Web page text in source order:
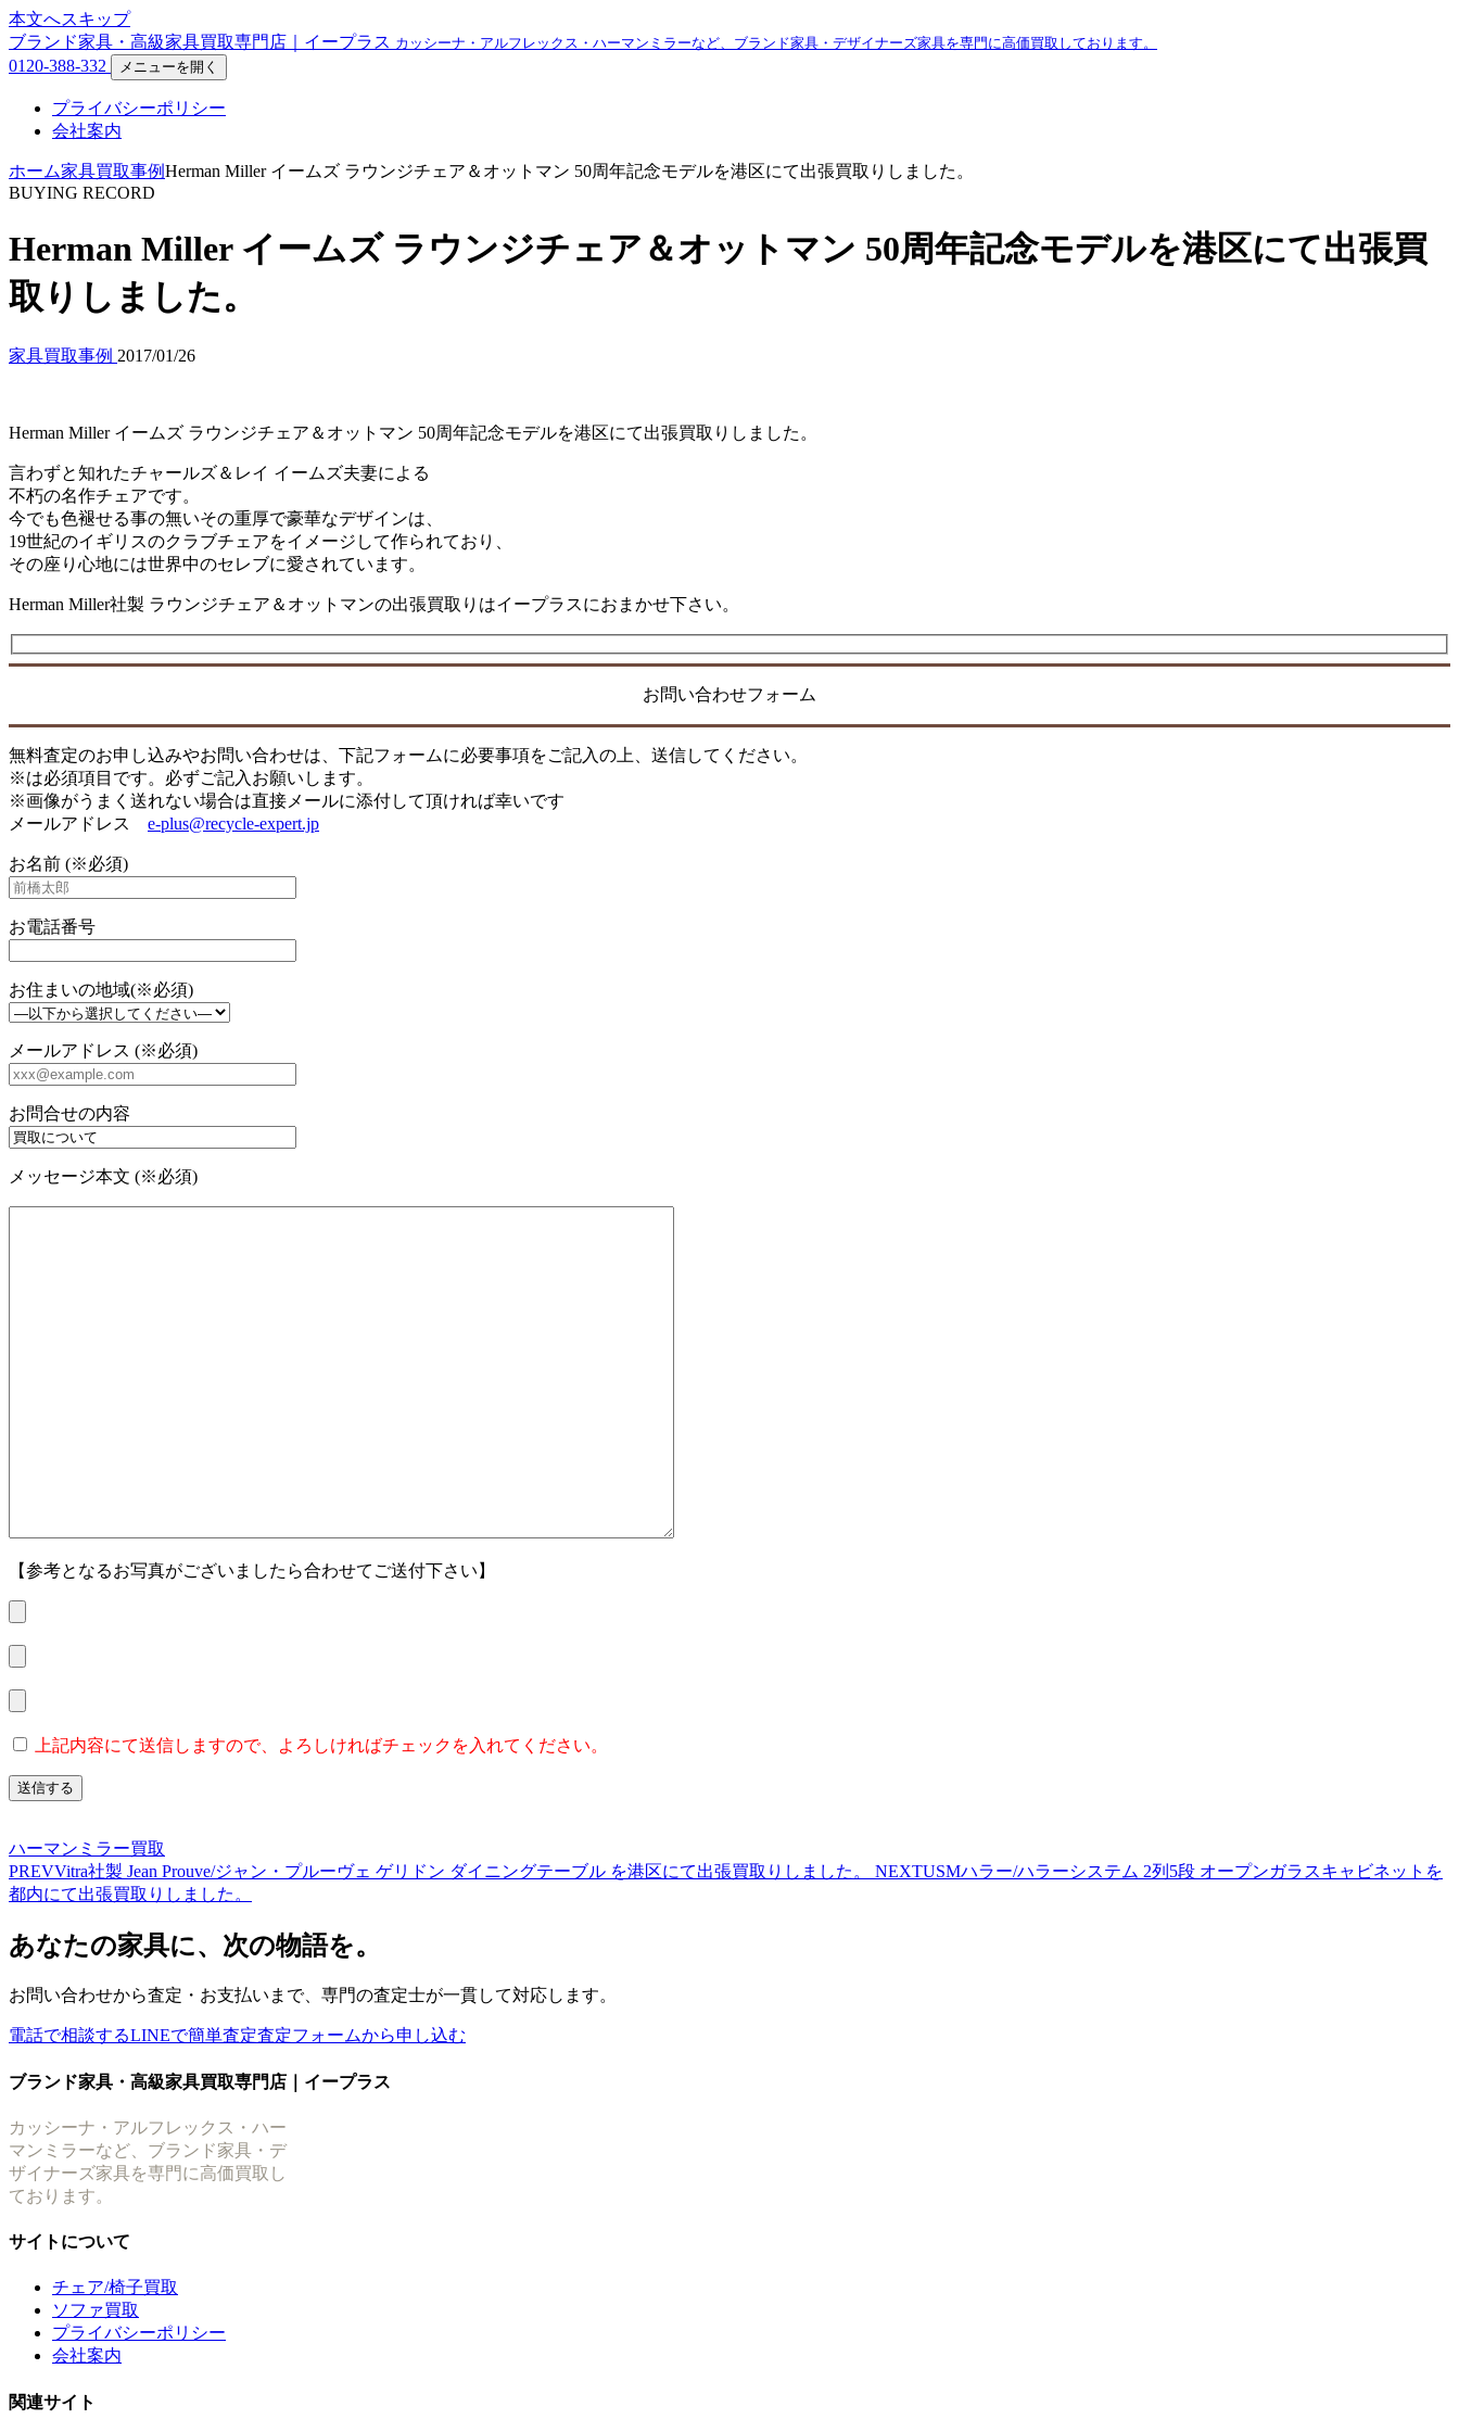
本文へスキップ
ブランド家具・高級家具買取専門店｜イープラス カッシーナ・アルフレックス・ハーマンミラーなど、ブランド家具・デザイナーズ家具を専門に高価買取しております。
0120-388-332 メニューを開く
プライバシーポリシー
会社案内
ホーム家具買取事例Herman Miller イームズ ラウンジチェア＆オットマン 50周年記念モデルを港区にて出張買取りしました。
BUYING RECORD
Herman Miller イームズ ラウンジチェア＆オットマン 50周年記念モデルを港区にて出張買
取りしました。
家具買取事例 2017/01/26
Herman Miller イームズ ラウンジチェア＆オットマン 50周年記念モデルを港区にて出張買取りしました。
言わずと知れたチャールズ＆レイ イームズ夫妻による
不朽の名作チェアです。
今でも色褪せる事の無いその重厚で豪華なデザインは、
19世紀のイギリスのクラブチェアをイメージして作られており、
その座り心地には世界中のセレブに愛されています。
Herman Miller社製 ラウンジチェア＆オットマンの出張買取りはイープラスにおまかせ下さい。
お問い合わせフォーム
無料査定のお申し込みやお問い合わせは、下記フォームに必要事項をご記入の上、送信してください。
※は必須項目です。必ずご記入お願いします。
※画像がうまく送れない場合は直接メールに添付して頂ければ幸いです
メールアドレス e-plus@recycle-expert.jp
お名前 (※必須)
お電話番号
お住まいの地域(※必須)
メールアドレス (※必須)
お問合せの内容
メッセージ本文 (※必須)
【参考となるお写真がございましたら合わせてご送付下さい】
上記内容にて送信しますので、よろしければチェックを入れてください。
ハーマンミラー買取
PREVVitra社製 Jean Prouve/ジャン・プルーヴェ ゲリドン ダイニングテーブル を港区にて出張買取りしました。 NEXTUSMハラー/ハラーシステム 2列5段 オープンガラスキャビネットを
都内にて出張買取りしました。
あなたの家具に、次の物語を。
お問い合わせから査定・お支払いまで、専門の査定士が一貫して対応します。
電話で相談するLINEで簡単査定査定フォームから申し込む
ブランド家具・高級家具買取専門店｜イープラス
カッシーナ・アルフレックス・ハー
マンミラーなど、ブランド家具・デ
ザイナーズ家具を専門に高価買取し
ております。
サイトについて
チェア/椅子買取
ソファ買取
プライバシーポリシー
会社案内
関連サイト